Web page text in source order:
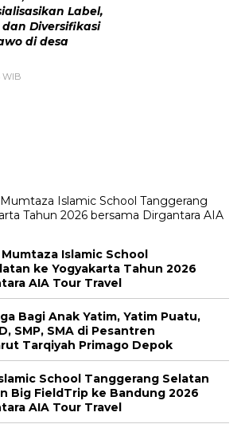
Label,
dan Diversifikasi
di desa
WIB
Islamic School
ke Yogyakarta Tahun 2026
AIA Tour Travel
Bagi Anak Yatim, Yatim Puatu,
SMP, SMA di Pesantren
Tarqiyah Primago Depok
School Tanggerang Selatan
Big FieldTrip ke Bandung 2026
AIA Tour Travel